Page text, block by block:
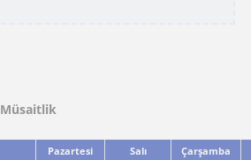
Müsaitlik
Pazartesi Salı Çarşamba